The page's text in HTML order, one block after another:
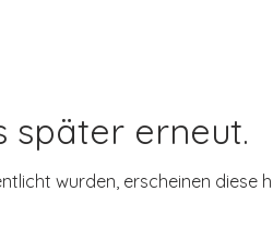
später erneut.
wurden, erscheinen diese